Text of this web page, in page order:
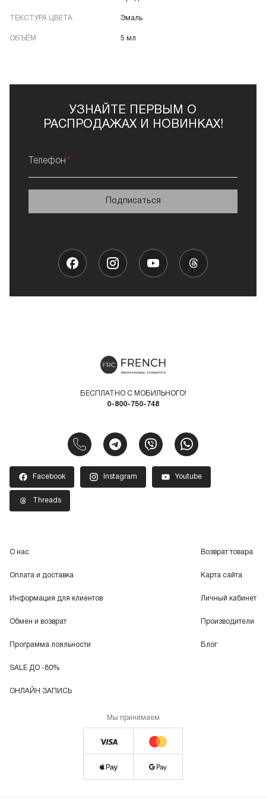
ТЕКСТУРА ЦВЕТА Эмаль
ОБЪЁМ 5 мл
УЗНАЙТЕ ПЕРВЫМ О
РАСПРОДАЖАХ И НОВИНКАХ!
Телефон
Подписаться
БЕСПЛАТНО С МОБИЛЬНОГО!
0-800-750-748
Facebook Instagram Youtube
Threads
О нас
Оплата и доставка
Информация для клиентов
Обмен и возврат
Программа лояльности
SALE ДО -80%
ОНЛАЙН ЗАПИСЬ
Возврат товара
Карта сайта
Личный кабинет
Производители
Блог
Мы принимаем